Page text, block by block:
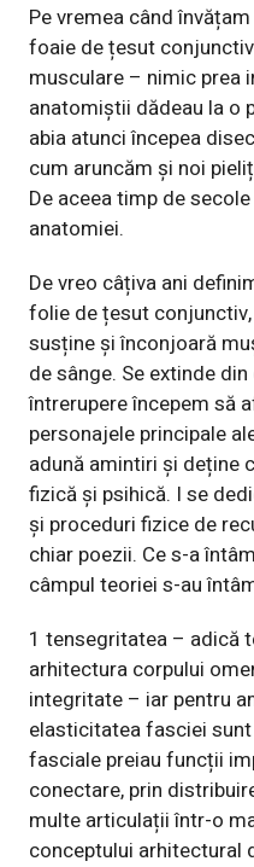
Pe vremea când
foaie de țesut
musculare – nimic prea
anatomiștii dădeau la o
abia atunci începea
cum aruncăm și noi
De aceea timp de
anatomiei.
De vreo câțiva ani
folie de țesut
susține și înconjoară
de sânge. Se extinde
întrerupere începem să
personajele principale
adună amintiri și deține
fizică și psihică. I se
și proceduri fizice de
chiar poezii. Ce s-a
câmpul teoriei s-au
1 tensegritatea – adică
arhitectura corpului
integritate – iar pentru
elasticitatea fasciei
fasciale preiau funcții
conectare, prin
multe articulații într-o
conceptului arhitectural